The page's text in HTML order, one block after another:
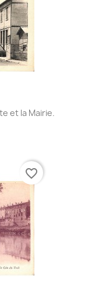
et la Mairie.
favorite_border